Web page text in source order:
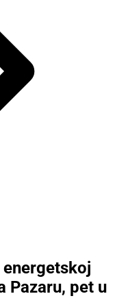
Pazaru, pet u